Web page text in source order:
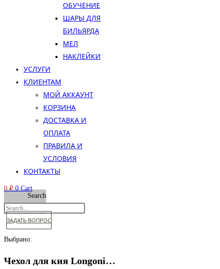
ОБУЧЕНИЕ
ШАРЫ ДЛЯ
БИЛЬЯРДА
МЕЛ
НАКЛЕЙКИ
УСЛУГИ
КЛИЕНТАМ
МОЙ АККАУНТ
КОРЗИНА
ДОСТАВКА И
ОПЛАТА
ПРАВИЛА И
УСЛОВИЯ
КОНТАКТЫ
0₽ 0 Cart
Search
ЗАДАТЬ ВОПРОС
Выбрано:
Чехол для кия Longoni…